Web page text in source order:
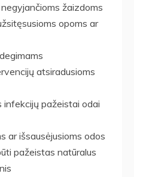
žaizdoms
opoms ar
atsiradusioms
infekcijų pažeistai odai
ar išsausėjusioms odos
pažeistas natūralus